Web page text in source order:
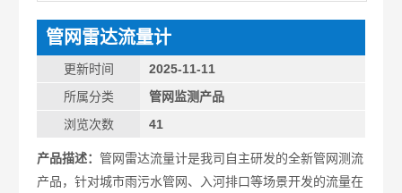
管网雷达流量计
更新时间
2025-11-11
所属分类
管网监测产品
浏览次数
41
产品描述：管网雷达流量计是我司自主研发的全新管网测流
产品，针对城市雨污水管网、入河排口等场景开发的流量在